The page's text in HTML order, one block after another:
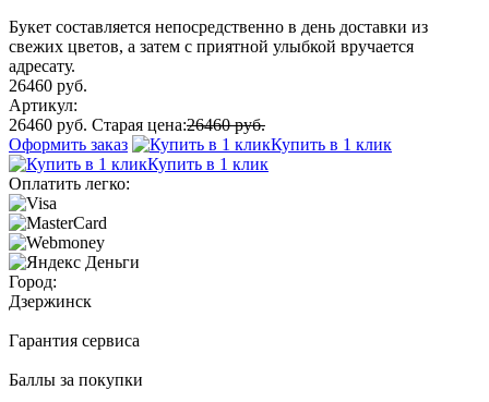
Букет составляется непосредственно в день доставки из
свежих цветов, а затем с приятной улыбкой вручается
адресату.
26460 руб.
Артикул:
26460 руб. Старая цена:26460 руб.
Оформить заказ
Купить в 1 клик
Купить в 1 клик
Оплатить легко:
Город:
Дзержинск
Гарантия сервиса
Баллы за покупки